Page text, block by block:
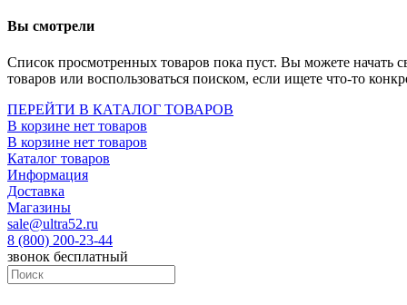
Socket- intel s1151
Socket- intel s2066
Socket- intel s1700
Вы смотрели
Список просмотренных товаров пока пуст. Вы можете начать
товаров или воспользоваться поиском, если ищете что-то
ПЕРЕЙТИ В КАТАЛОГ ТОВАРОВ
В корзине нет товаров
В корзине нет товаров
Каталог товаров
Информация
Доставка
Магазины
sale@ultra52.ru
8 (800) 200-23-44
звонок бесплатный